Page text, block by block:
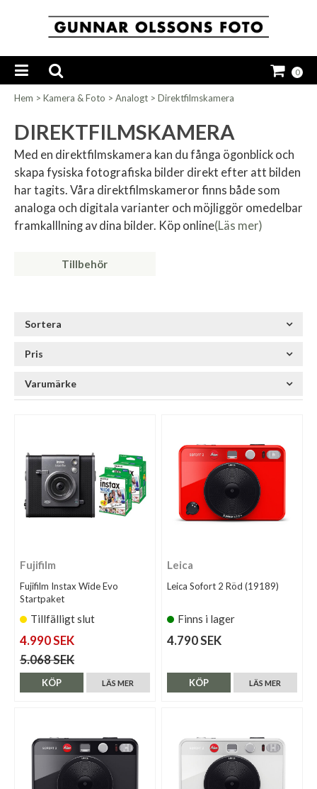
0
Hem > Kamera & Foto > Analogt > Direktfilmskamera
DIREKTFILMSKAMERA
Med en direktfilmskamera kan du fånga ögonblick och
skapa fysiska fotografiska bilder direkt efter att bilden
har tagits. Våra direktfilmskameror finns både som
analoga och digitala varianter och möjliggör omedelbar
framkalllning av dina bilder. Köp online(Läs mer)
Tillbehör
Sortera
Pris
Varumärke
Fujifilm
Fujifilm Instax Wide Evo
Startpaket
Tillfälligt slut
4.990 SEK
5.068 SEK
LÄS MER
KÖP
Leica
Leica Sofort 2 Röd (19189)
Finns i lager
4.790 SEK
LÄS MER
KÖP